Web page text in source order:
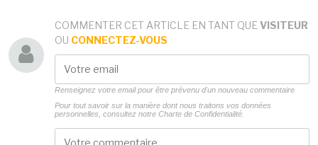
COMMENTER CET ARTICLE EN TANT QUE VISITEUR
OU CONNECTEZ-VOUS
Renseignez votre email pour être prévenu d'un nouveau commentaire
Pour tout savoir sur la manière dont nous traitons vos données
personnelles, consultez notre Charte de Confidentialité.